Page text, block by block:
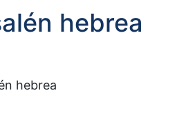
hebrea
hebrea